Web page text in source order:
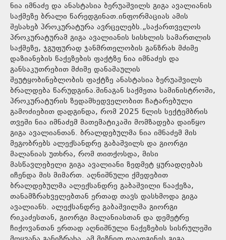
ნია იმნაძე და ანასტასია ბერუაშვილს გიგა ავალიანის
საქმეზე ბრალი წარედგინათ.ინფორმაციას ამის
შესახებ პროკურატურა ავრცელებს.„საქართველოს
პროკურატურამ გიგა ავალიანის სისხლის სამართლის
საქმეზე, ჯგუფურად ჯანმრთელობის განზრახ მძიმე
დაზიანების წაქეზების ფაქტზე ნია იმნაძეს და
განსაკუთრებით მძიმე დანაშაულის
შეუტყობინებლობის ფაქტზე ანასტასია ბერუაშვილს
ბრალდება წარუდგინა.შინაგან საქმეთა სამინისტროში,
პროკურატურის ზედამხედველობით ჩატარებული
გამოძიებით დადგინდა, რომ 2025 წლის სექტემბრის
თვეში ნია იმნაძემ მათემატიკაში მომზადება დაიწყო
გიგა ავალიანთან. ბრალდებულმა ნია იმნაძემ მის
მეგობრებს ალექსანდრე გაბაშვილს და გიორგი
მალანიას უთხრა, რომ თითქოსდა, მისი
მასწავლებელი გიგა ავალიანი ზედმეტ ყურადღებას
იჩენდა მის მიმართ. აღნიშნული ქმედებით
ბრალდებულმა ალექსანდრე გაბაშვილი წააქეზა,
თანამზრახველებთან ერთად თავს დასხმოდა გიგა
ავალიანს. ალექსანდრე გაბაშვილმა გიორგი
რიკაძესთან, გიორგი მალანიასთან და დემეტრე
ჩიქოვანთან ერთად აღნიშნული წაქეზების სისრულეში